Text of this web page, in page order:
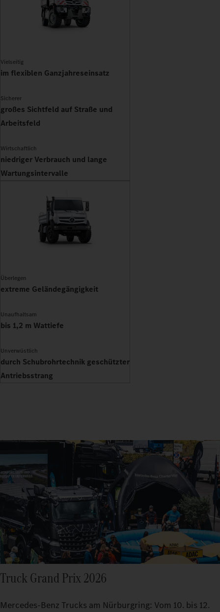
Vielseitig
im flexiblen Ganzjahreseinsatz
Sicherer
großes Sichtfeld auf Straße und
Arbeitsfeld
Wirtschaftlich
niedriger Verbrauch und lange
Wartungsintervalle
Überlegen
extreme Geländegängigkeit
Unaufhaltsam
bis 1,2 m Wattiefe
Unverwüstlich
durch Schubrohrtechnik geschützter
Antriebsstrang
Truck Grand Prix 2026
Mercedes-Benz Trucks am Nürburgring: Vom 10. bis 12.